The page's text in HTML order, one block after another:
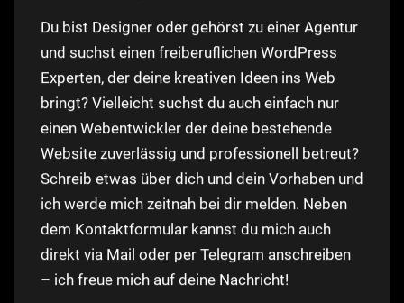
Du bist Designer oder gehörst zu einer Agentur
und suchst einen freiberuflichen WordPress
Experten, der deine kreativen Ideen ins Web
bringt? Vielleicht suchst du auch einfach nur
einen Webentwickler der deine bestehende
Website zuverlässig und professionell betreut?
Schreib etwas über dich und dein Vorhaben und
ich werde mich zeitnah bei dir melden. Neben
dem Kontaktformular kannst du mich auch
direkt via Mail oder per Telegram anschreiben
– ich freue mich auf deine Nachricht!